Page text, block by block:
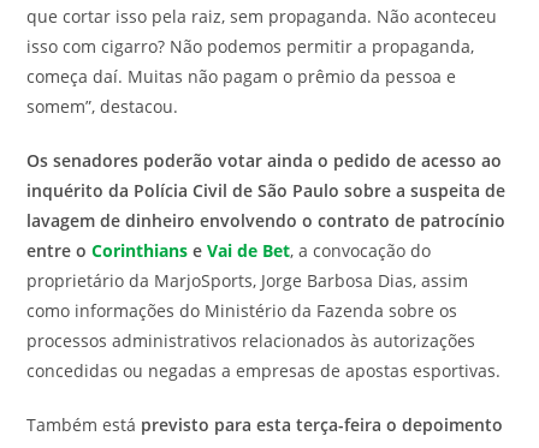
que cortar isso pela raiz, sem propaganda. Não aconteceu
isso com cigarro? Não podemos permitir a propaganda,
começa daí. Muitas não pagam o prêmio da pessoa e
somem”, destacou.
Os senadores poderão votar ainda o pedido de acesso ao
inquérito da Polícia Civil de São Paulo sobre a suspeita de
lavagem de dinheiro envolvendo o contrato de patrocínio
entre oCorinthians eVai de Bet, a convocação do
proprietário da MarjoSports, Jorge Barbosa Dias, assim
como informações do Ministério da Fazenda sobre os
processos administrativos relacionados às autorizações
concedidas ou negadas a empresas de apostas esportivas.
Também está previsto para esta terça-feira o depoimento